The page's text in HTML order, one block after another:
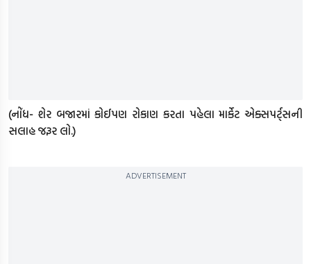
(નોંધ- શેર બજારમાં કોઈપણ રોકાણ કરતા પહેલા માર્કેટ એક્સપર્ટ્સની
સલાહ જરૂર લો.)
ADVERTISEMENT